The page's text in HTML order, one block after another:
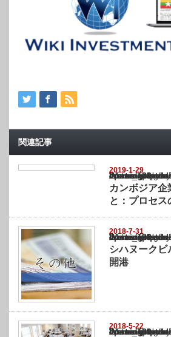
関連記事
2019-1-29
Warning
: Undefined array key
/home/netst/kuno-cpa.co.jp/
on line183
カンボジア
と：プロセス
2018-7-31
Warning
: Undefined array key
/home/netst/kuno-cpa.co.jp/
on line183
シハヌークビ
開港
2018-5-22
Warning
: Undefined array key
/home/netst/kuno-cpa.co.jp/
on line183